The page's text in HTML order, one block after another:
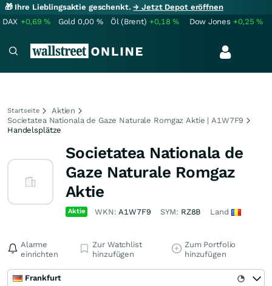
🎁 Ihre Lieblingsaktie geschenkt.→ Jetzt Depot eröffnen
DAX +0,69% Gold 0,00 % Öl (Brent) +0,18% Dow Jones +0,25%
Startseite
Aktien
Societatea Nationala de Gaze Naturale Romgaz Aktie | A1W7F9
Handelsplätze
Societatea Nationala de
Gaze Naturale Romgaz
Aktie
Aktie WKN:A1W7F9 SYM: RZ8B Land
Alarme
einrichten
Zur Watchlist
hinzufügen
Zum Portfolio
hinzufügen
Frankfurt